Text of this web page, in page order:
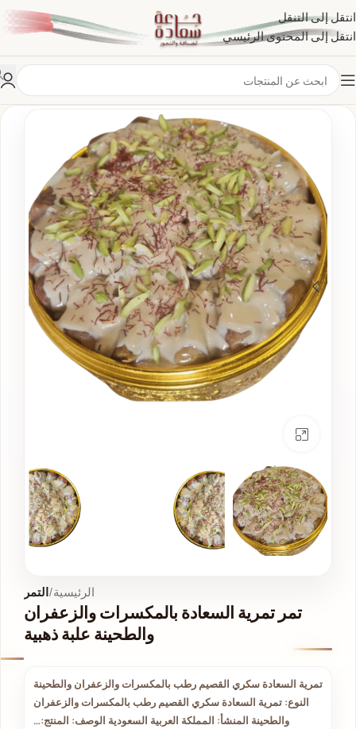
انتقل إلى التنقل
انتقل إلى المحتوى الرئيسي
الرئيسية التمر
تمر تمرية السعادة بالمكسرات والزعفران
والطحينة علبة ذهبية
تمرية السعادة سكري القصيم رطب بالمكسرات والزعفران والطحينة
النوع: تمرية السعادة سكري القصيم رطب بالمكسرات والزعفران
والطحينة المنشأ: المملكة العربية السعودية الوصف: المنتج:…